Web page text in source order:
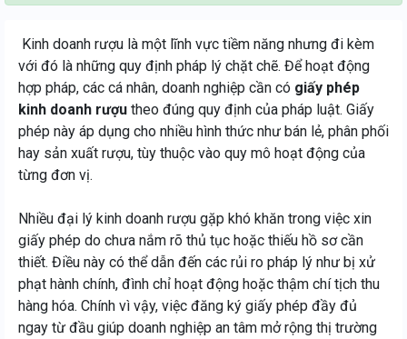
Kinh doanh rượu là một lĩnh vực tiềm năng nhưng đi kèm
với đó là những quy định pháp lý chặt chẽ. Để hoạt động
hợp pháp, các cá nhân, doanh nghiệp cần có giấy phép
kinh doanh rượu theo đúng quy định của pháp luật. Giấy
phép này áp dụng cho nhiều hình thức như bán lẻ, phân phối
hay sản xuất rượu, tùy thuộc vào quy mô hoạt động của
từng đơn vị.
Nhiều đại lý kinh doanh rượu gặp khó khăn trong việc xin
giấy phép do chưa nắm rõ thủ tục hoặc thiếu hồ sơ cần
thiết. Điều này có thể dẫn đến các rủi ro pháp lý như bị xử
phạt hành chính, đình chỉ hoạt động hoặc thậm chí tịch thu
hàng hóa. Chính vì vậy, việc đăng ký giấy phép đầy đủ
ngay từ đầu giúp doanh nghiệp an tâm mở rộng thị trường